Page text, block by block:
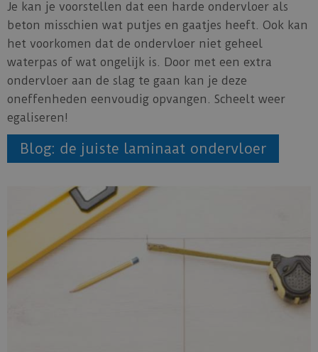
Je kan je voorstellen dat een harde ondervloer als
beton misschien wat putjes en gaatjes heeft. Ook kan
het voorkomen dat de ondervloer niet geheel
waterpas of wat ongelijk is. Door met een extra
ondervloer aan de slag te gaan kan je deze
oneffenheden eenvoudig opvangen. Scheelt weer
egaliseren!
Blog: de juiste laminaat ondervloer